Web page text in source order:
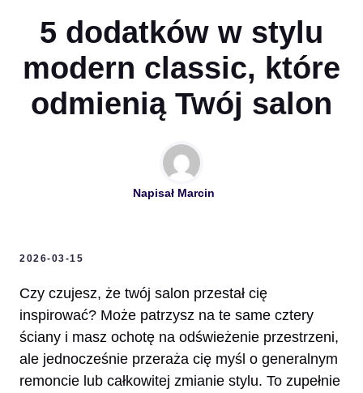
5 dodatków w stylu
modern classic, które
odmienią Twój salon
Napisał Marcin
2026-03-15
Czy czujesz, że twój salon przestał cię
inspirować? Może patrzysz na te same cztery
ściany i masz ochotę na odświeżenie przestrzeni,
ale jednocześnie przeraża cię myśl o generalnym
remoncie lub całkowitej zmianie stylu. To zupełnie